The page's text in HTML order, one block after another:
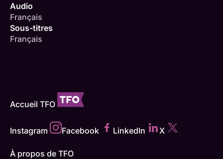
Audio
Français
Sous-titres
Français
Accueil TFO
Instagram Facebook LinkedIn X
À propos de TFO